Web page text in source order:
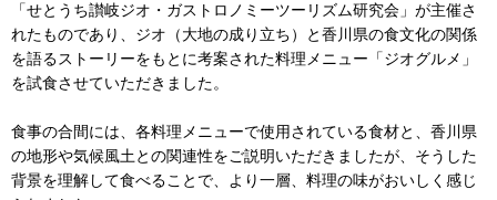
「せとうち讃岐ジオ・ガストロノミーツーリズム研究会」が主催さ
れたものであり、ジオ（大地の成り立ち）と香川県の食文化の関係
を語るストーリーをもとに考案された料理メニュー「ジオグルメ」
を試食させていただきました。
食事の合間には、各料理メニューで使用されている食材と、香川県
の地形や気候風土との関連性をご説明いただきましたが、そうした
背景を理解して食べることで、より一層、料理の味がおいしく感じ